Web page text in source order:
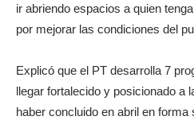
ir abriendo espacios a quien
por mejorar las condiciones del
Explicó que el PT desarrolla 7
llegar fortalecido y posicionado a
haber concluido en abril en forma